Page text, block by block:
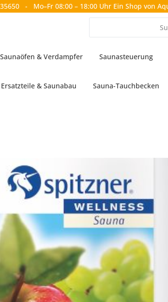
- Mo–Fr 08:00 – 18:00 Uhr Ein Shop von
Saunaöfen & Verdampfer Saunasteuerung
Ersatzteile & Saunabau Sauna-Tauchbecken